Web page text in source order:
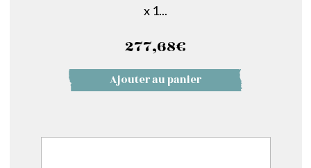
x 1...
277,68€
Ajouter au panier